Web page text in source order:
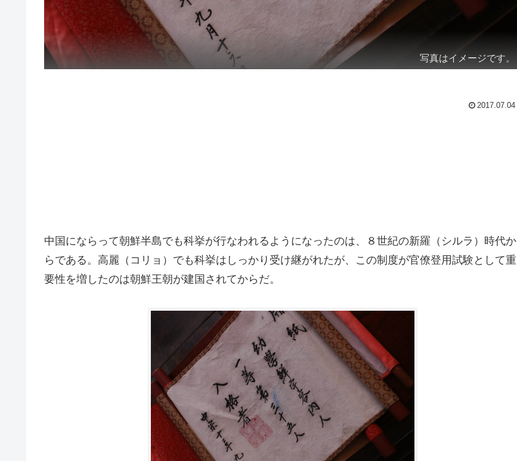
写真はイメージです。
2017.07.04
中国にならって朝鮮半島でも科挙が行なわれるようになったのは、８世紀の新羅（シルラ）時代か
らである。高麗（コリョ）でも科挙はしっかり受け継がれたが、この制度が官僚登用試験として重
要性を増したのは朝鮮王朝が建国されてからだ。